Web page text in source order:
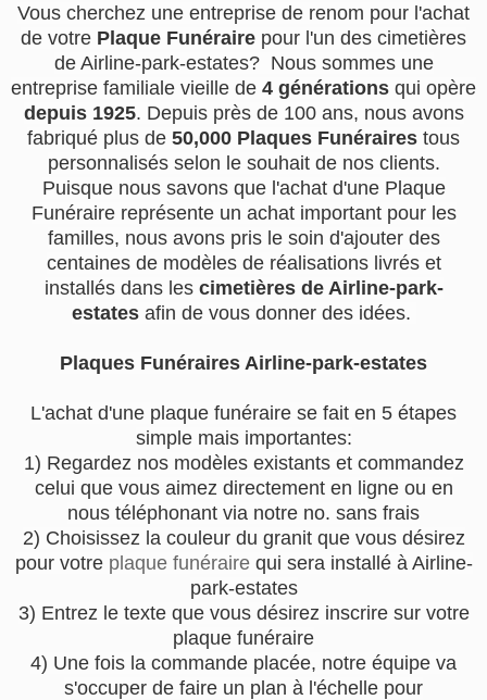
Vous cherchez une entreprise de renom pour l'achat
de votre Plaque Funéraire pour l'un des cimetières
de Airline-park-estates? Nous sommes une
entreprise familiale vieille de 4 générations qui opère
depuis 1925. Depuis près de 100 ans, nous avons
fabriqué plus de 50,000 Plaques Funéraires tous
personnalisés selon le souhait de nos clients.
Puisque nous savons que l'achat d'une Plaque
Funéraire représente un achat important pour les
familles, nous avons pris le soin d'ajouter des
centaines de modèles de réalisations livrés et
installés dans les cimetières de Airline-park-
estatesafin de vous donner des idées.
Plaques Funéraires Airline-park-estates
L'achat d'une plaque funéraire se fait en 5 étapes
simple mais importantes:
1) Regardez nos modèles existants et commandez
celui que vous aimez directement en ligne ou en
nous téléphonant via notre no. sans frais
2) Choisissez la couleur du granit que vous désirez
pour votre plaque funérairequi sera installé à Airline-
park-estates
3) Entrez le texte que vous désirez inscrire sur votre
plaque funéraire
4) Une fois la commande placée, notre équipe va
s'occuper de faire un plan à l'échelle pour